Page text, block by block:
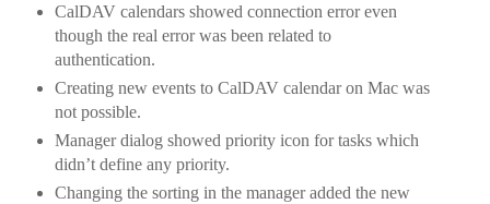
CalDAV calendars showed connection error even
though the real error was been related to
authentication.
Creating new events to CalDAV calendar on Mac was
not possible.
Manager dialog showed priority icon for tasks which
didn’t define any priority.
Changing the sorting in the manager added the new